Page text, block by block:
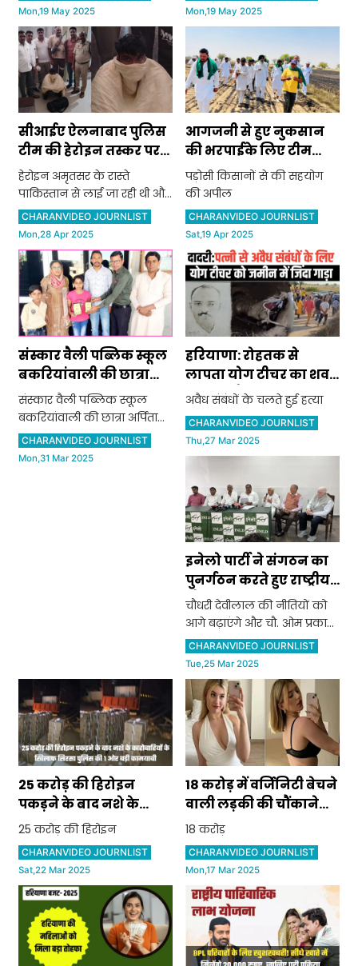
Mon,19 May 2025 Mon,19 May 2025
सीआईए ऐलनाबाद पुलिस
टीम की हेरोइन तस्कर पर
बड़ी कार्रवाई
हेरोइन अमृतसर के रास्ते
पाकिस्तान से लाई जा रही थी और
इसे सिरसा व आसपास के क्षेत्रों में
सप्लाई किया जाना था ।
CHARANVIDEO JOURNLIST
Mon,28 Apr 2025
आगजनी से हुए नुकसान
की भरपाईके लिए टीम
बीकेई ने सीएम व सांसद को
भेजा पत्र
पड़ोसी किसानों से की सहयोग
की अपील
CHARANVIDEO JOURNLIST
Sat,19 Apr 2025
संस्कार वैली पब्लिक स्कूल
बकरियांवाली की छात्रा
अर्पिता भांभू ने छठी कक्षा में
किया टॉप
संस्कार वैली पब्लिक स्कूल
बकरियांवाली की छात्रा अर्पिता
भांभू ने छठी कक्षा में किया टॉप
CHARANVIDEO JOURNLIST
Mon,31 Mar 2025
हरियाणा: रोहतक से
लापता योग टीचर का शव
मिला, अवैध संबंधों के चलते
हुई हत्या
अवैध संबंधों के चलते हुई हत्या
CHARANVIDEO JOURNLIST
Thu,27 Mar 2025
इनेलो पार्टी ने संगठन का
पुनर्गठन करते हुए राष्ट्रीय
और राज्य कार्यकारिणी
घोषित की
चौधरी देवीलाल की नीतियों को
आगे बढ़ाएंगे और चौ. ओम प्रकाश
चौटाला के सपनो को पूरा करेंगे:
अभय सिंह चौटाला
CHARANVIDEO JOURNLIST
Tue,25 Mar 2025
25 करोड़ की हिरोइन
पकड़ने के बाद नशे के
कारोबारियों के खिलाफ
सिरसा पुलिस की 1 ओर बड़ी
कामयाबी
25 करोड़ की हिरोइन
CHARANVIDEO JOURNLIST
Sat,22 Mar 2025
18 करोड़ में वर्जिनिटी बेचने
वाली लड़की की चौंकाने
वाली कहानी
18 करोड़
CHARANVIDEO JOURNLIST
Mon,17 Mar 2025